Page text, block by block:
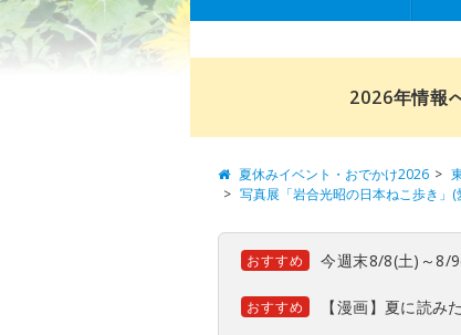
2026年情報
夏休みイベント・おでかけ2026
写真展「岩合光昭の日本ねこ歩き」(
おすすめ 今週末8/8(土)～8/
おすすめ 【漫画】夏に読み